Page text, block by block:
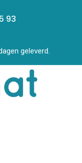
93
geleverd.